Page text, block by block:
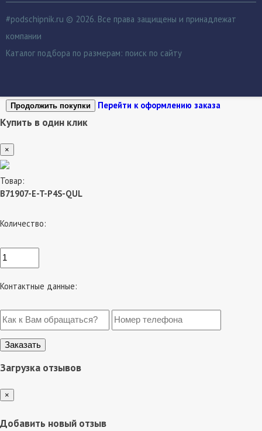
#podschipnik.ru © 2026. Все права защищены и принадлежат
компании
Каталог подбора по размерам: поиск по сайту
Продолжить покупки Перейти к оформлению заказа
Купить в один клик
×
Товар:
B71907-E-T-P4S-QUL
Количество:
Контактные данные:
Загрузка отзывов
×
Добавить новый отзыв